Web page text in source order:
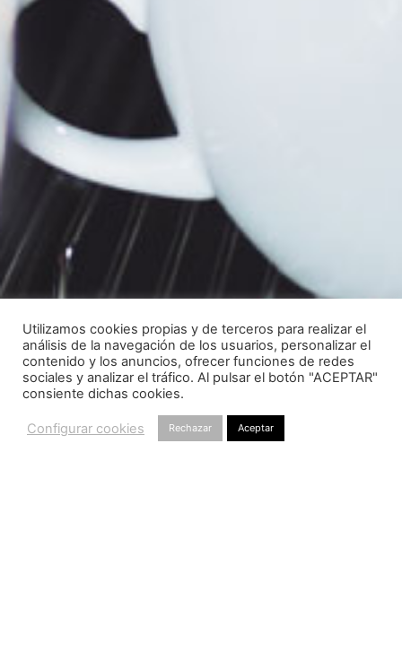
Utilizamos cookies propias y de terceros para realizar el
análisis de la navegación de los usuarios, personalizar el
contenido y los anuncios, ofrecer funciones de redes
sociales y analizar el tráfico. Al pulsar el botón "ACEPTAR"
consiente dichas cookies.
Configurar cookies Rechazar Aceptar